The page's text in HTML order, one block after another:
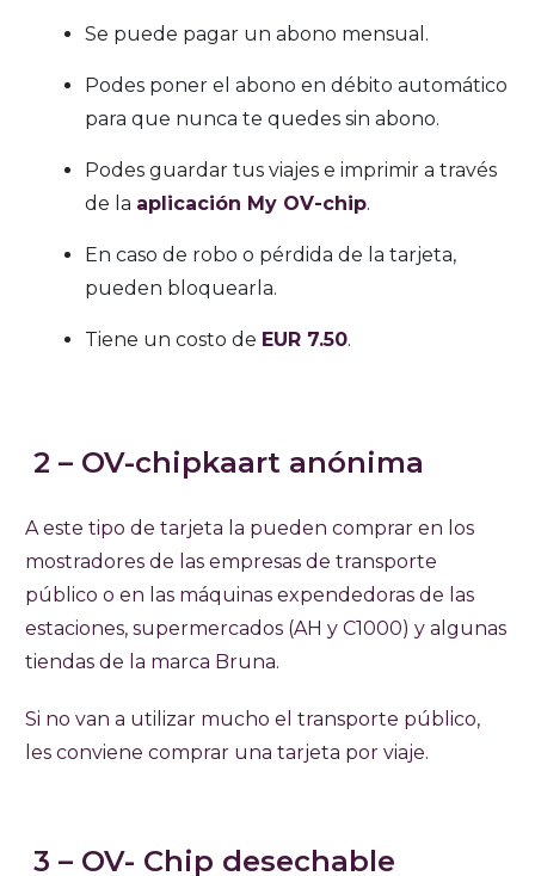
Se puede pagar un abono mensual.
Podes poner el abono en débito automático
para que nunca te quedes sin abono.
Podes guardar tus viajes e imprimir a través
de la aplicación My OV-chip.
En caso de robo o pérdida de la tarjeta,
pueden bloquearla.
Tiene un costo de EUR 7.50.
2 – OV-chipkaart anónima
A este tipo de tarjeta la pueden comprar en los
mostradores de las empresas de transporte
público o en las máquinas expendedoras de las
estaciones, supermercados (AH y C1000) y algunas
tiendas de la marca Bruna.
Si no van a utilizar mucho el transporte público,
les conviene comprar una tarjeta por viaje.
3 – OV- Chip desechable